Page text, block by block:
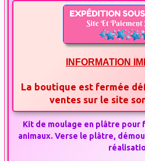
INFORMATION
La boutique est fermée
ventes sur le site
Kit de moulage en plâtre pour
animaux. Verse le plâtre,